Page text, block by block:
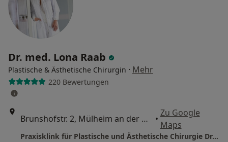
Dr. med. Lona Raab
Plastische & Ästhetische Chirurgin · Mehr
220 Bewertungen
Brunshofstr. 2, Mülheim an der Ruhr •
Zu Google
Maps
Praxisklink für Plastische und Ästhetische Chirurgie Dr.med. Lona Raab